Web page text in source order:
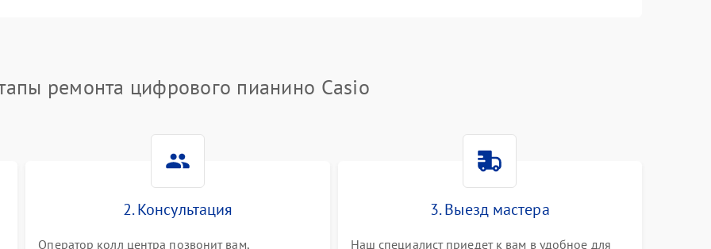
ремонта цифрового пианино Casio
2. Консультация
Оператор колл центра позвонит вам,
3. Выезд мастера
Наш специалист приедет к вам в удобное для